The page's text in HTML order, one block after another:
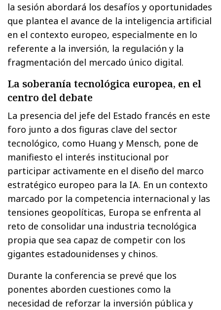
la sesión abordará los desafíos y oportunidades
que plantea el avance de la inteligencia artificial
en el contexto europeo, especialmente en lo
referente a la inversión, la regulación y la
fragmentación del mercado único digital.
La soberanía tecnológica europea, en el
centro del debate
La presencia del jefe del Estado francés en este
foro junto a dos figuras clave del sector
tecnológico, como Huang y Mensch, pone de
manifiesto el interés institucional por
participar activamente en el diseño del marco
estratégico europeo para la IA. En un contexto
marcado por la competencia internacional y las
tensiones geopolíticas, Europa se enfrenta al
reto de consolidar una industria tecnológica
propia que sea capaz de competir con los
gigantes estadounidenses y chinos.
Durante la conferencia se prevé que los
ponentes aborden cuestiones como la
necesidad de reforzar la inversión pública y